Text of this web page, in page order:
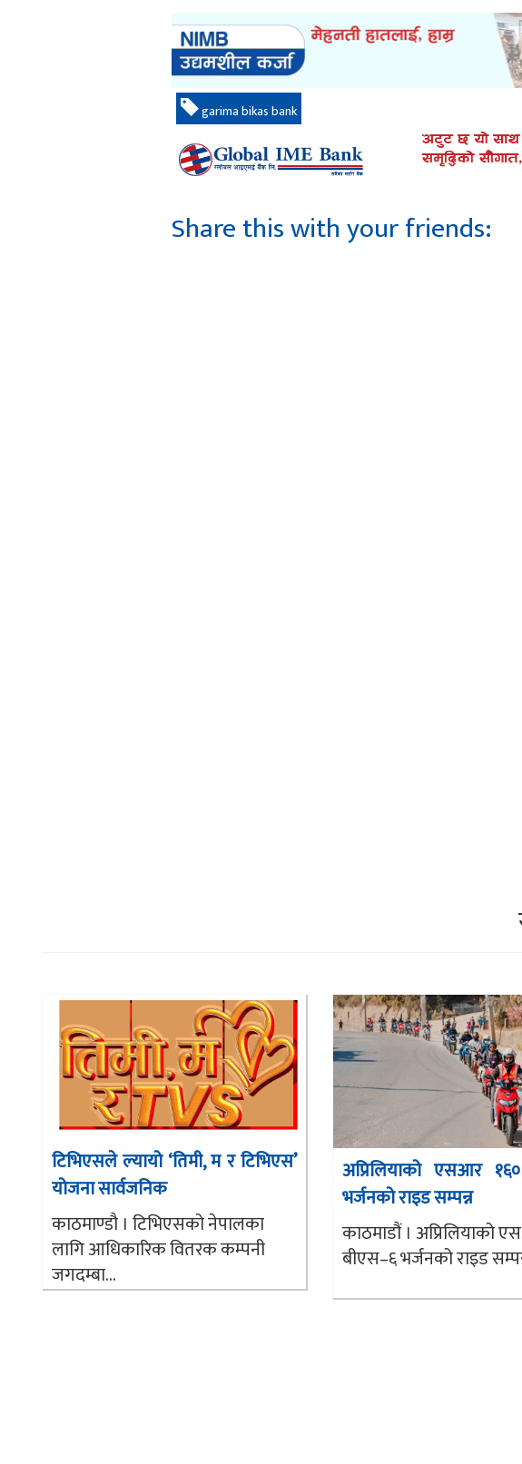
garima bikas bank
Share this with your friends:
टिभिएसले ल्यायो ‘तिमी, म र टिभिएस’
योजना सार्वजनिक
काठमाण्डौ । टिभिएसको नेपालका
लागि आधिकारिक वितरक कम्पनी
जगदम्बा...
अप्रिलियाको एसआर
भर्जनको राइड सम्पन्न
काठमाडौं । अप्रिलियाको
बीएस–६ भर्जनको राइड